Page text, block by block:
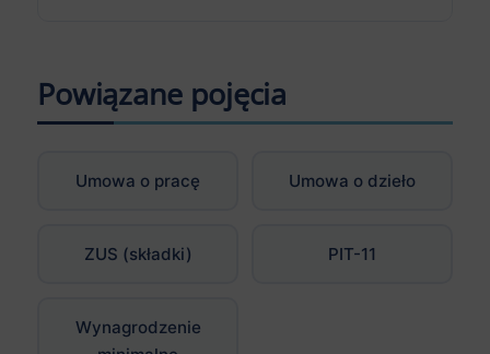
Powiązane pojęcia
Umowa o pracę Umowa o dzieło
ZUS (składki) PIT-11
Wynagrodzenie